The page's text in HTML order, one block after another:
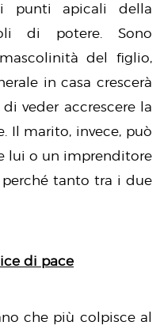
punti apicali della
di potere. Sono
del figlio,
in casa crescerà
veder accrescere la
Il marito, invece, può
lui o un imprenditore
tanto tra i due
di pace
che più colpisce al